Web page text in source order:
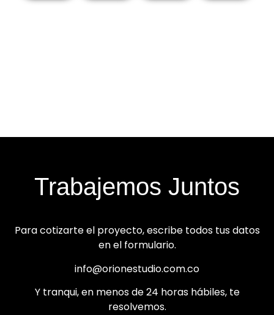
Trabajemos Juntos
Para cotizarte el proyecto, escribe todos tus datos
en el formulario.
info@orionestudio.com.co
Y tranqui, en menos de 24 horas hábiles, te
resolvemos.